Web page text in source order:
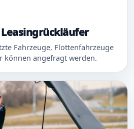
Fahrzeuge, Flottenfahrzeuge
können angefragt werden.